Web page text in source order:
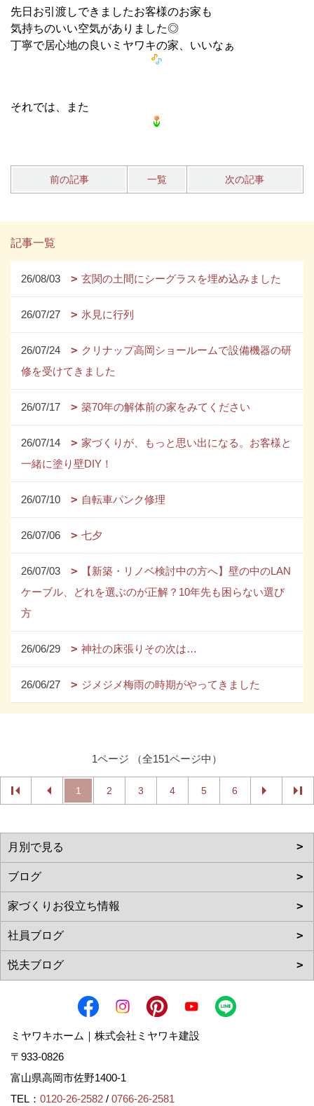
先日お引渡しできましたお客様のお家も
気持ちのいい空気がありました◎
丁寧で居心地の良いミヤワキの家、いいなぁ
それでは、また
前の記事 一覧 次の記事
記事一覧
26/08/03 玄関の土間にシーグラスを埋め込みました
26/07/27 氷見に行列
26/07/24
クリナップ高岡ショールームで設備機器の研
修を受けてきました
26/07/17 築70年の解体前の家をみてください
26/07/14
家づくりが、もっと思い出になる。お客様と
一緒に塗り壁DIY！
26/07/10 自転車パンク修理
26/07/06 七夕
26/07/03
【新築・リノベ検討中の方へ】壁の中のLAN
ケーブル、どれを選ぶのが正解？10年先も困らない選び
方
26/06/29 神社の床張りその次は…
26/06/27 ジメジメ梅雨の時期がやってきました
1ページ （全151ページ中）
1 2 3 4 5 6
ミヤワキホーム｜株式会社ミヤワキ建設
〒933-0826
富山県高岡市佐野1400-1
TEL： 0120-26-2582 / 0766-26-2581